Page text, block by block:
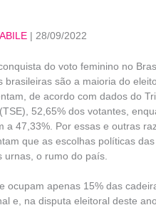
| 28/09/2022
do voto feminino no
brasileiras são a maioria do
de acordo com dados do
52,65% dos votantes,
a 47,33%. Por essas e outras
que as escolhas políticas
urnas, o rumo do país.
ocupam apenas 15% das
e, na disputa eleitoral deste